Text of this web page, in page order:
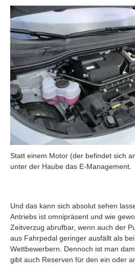
Statt einem Motor (der befindet sich
unter der Haube das E-Management.
Und das kann sich absolut sehen
Antriebs ist omnipräsent und wie
Zeitverzug abrufbar, wenn auch der
aus Fahrpedal geringer ausfällt als
Wettbewerbern. Dennoch ist man
gibt auch Reserven für den ein oder